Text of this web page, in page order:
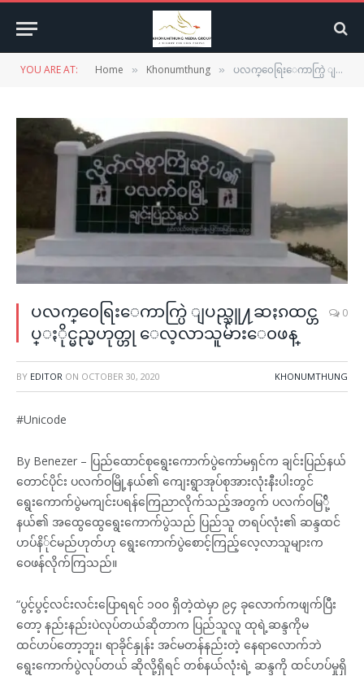
YOU ARE AT: Home » Khonumthung » ပလက္၀ေရြးေကာက္ပြဲ ျပည္သူ႔ဆႏၵထင္ဟပ္ႏိုင္မည္မဟုတ္ဟု ေလ့လာသူမ်ားေ၀ဖန္
ပလက္၀ေရြးေကာက္ပြဲ ျပည္သူ႔ဆႏၵထင္ဟ
ပ္ႏိုင္မည္မဟုတ္ဟု ေလ့လာသူမ်ားေ၀ဖန္
0
BY EDITOR ON OCTOBER 30, 2020 KHONUMTHUNG
#Unicode
By Benezer – ပြည်ထောင်စုရွေးကောက်ပွဲကော်မရှင်က ချင်းပြည်နယ်
တောင်ပိုင်း ပလက်ဝမြို့နယ်၏ ကျေးရွာအုပ်စုအားလုံးနီးပါးတွင်
ရွေးကောက်ပွဲမကျင်းပရန်ကြေညာလိုက်သည့်အတွက် ပလက်ဝမြ်ို့
နယ်၏ အထွေထွေရွေးကောက်ပွဲသည် ပြည်သူ တရပ်လုံး၏ ဆန္ဒထင်
ဟပ်နိ်ုင်မည်ဟုတ်ဟု ရွေးကောက်ပွဲစောင့်ကြည့်လေ့လာသူများက
ဝေဖန်လိုက်ကြသည်။
“ပွင့်ပွင့်လင်းလင်းပြောရရင် ၁၀၀ ရှိတဲ့ထဲမှာ ၉၄ ခုလောက်ကဖျက်ပြီး
တော့ နည်းနည်းပဲလုပ်တယ်ဆိုတာက ပြည်သူလူ ထုရဲ့ဆန္ဒကိုမ
ထင်ဟပ်တော့ဘူး၊ ရာခိုင်နှုန်း အင်မတန်နည်းတဲ့ နေရာလောက်ဘဲ
ရွေးကောက်ပွဲလုပ်တယ် ဆိုလို့ရှိရင် တစ်နယ်လုံးရဲ့ ဆန္ဒကို ထင်ဟပ်မှုရှိ